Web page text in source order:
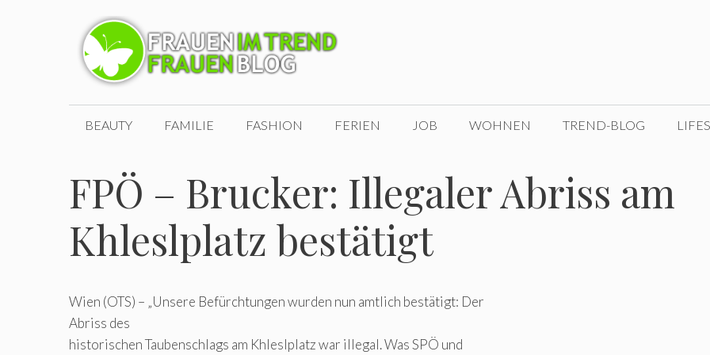
BEAUTY FAMILIE FASHION FERIEN JOB WOHNEN TREND-BLOG
FPÖ – Brucker: Illegaler Abriss am
Khleslplatz bestätigt
Wien (OTS) – „Unsere Befürchtungen wurden nun amtlich bestätigt: Der
Abriss des
historischen Taubenschlags am Khleslplatz war illegal. Was SPÖ und